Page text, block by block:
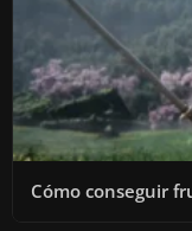
Cómo conseguir